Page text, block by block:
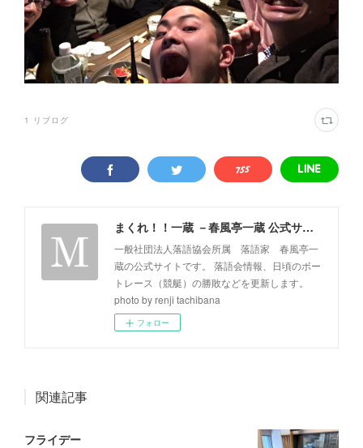
1 リブログ
まくれ！！一蔵 －春風亭一蔵 公式サイト－
一般社団法人落語協会所属 落語家 春風亭一
蔵の公式サイトです。 落語会情報、日頃のボー
トレース（競艇）の勝敗などを更新します。
photo by renji tachibana
フォロー
関連記事
フライデー